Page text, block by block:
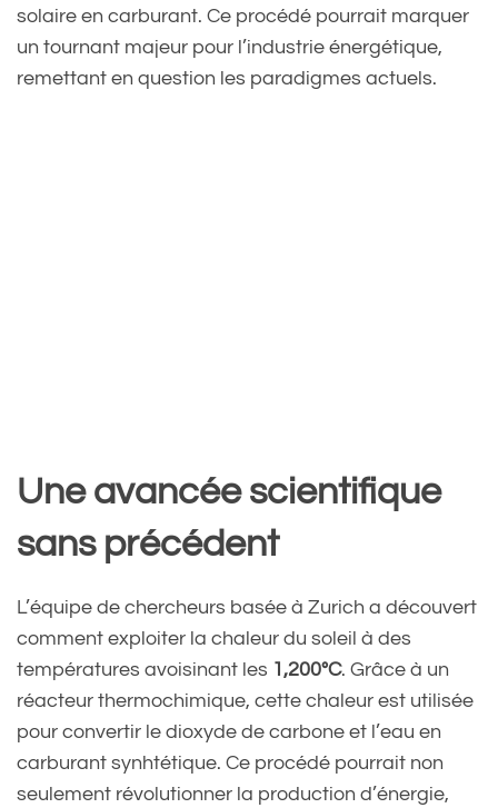
solaire en carburant. Ce procédé pourrait marquer
un tournant majeur pour l’industrie énergétique,
remettant en question les paradigmes actuels.
Une avancée scientifique
sans précédent
L’équipe de chercheurs basée à Zurich a découvert
comment exploiter la chaleur du soleil à des
températures avoisinant les 1,200°C. Grâce à un
réacteur thermochimique, cette chaleur est utilisée
pour convertir le dioxyde de carbone et l’eau en
carburant synhtétique. Ce procédé pourrait non
seulement révolutionner la production d’énergie,